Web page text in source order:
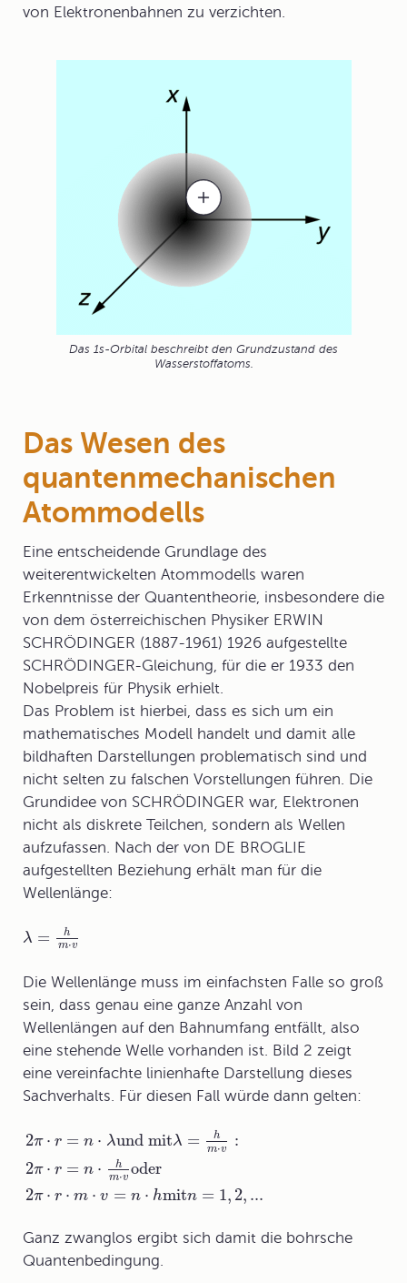
von Elektronenbahnen zu verzichten.
Das 1s-Orbital beschreibt den Grundzustand des
Wasserstoffatoms.
Das Wesen des
quantenmechanischen
Atommodells
Eine entscheidende Grundlage des
weiterentwickelten Atommodells waren
Erkenntnisse der Quantentheorie, insbesondere die
von dem österreichischen Physiker ERWIN
SCHRÖDINGER (1887-1961) 1926 aufgestellte
SCHRÖDINGER-Gleichung, für die er 1933 den
Nobelpreis für Physik erhielt.
Das Problem ist hierbei, dass es sich um ein
mathematisches Modell handelt und damit alle
bildhaften Darstellungen problematisch sind und
nicht selten zu falschen Vorstellungen führen. Die
Grundidee von SCHRÖDINGER war, Elektronen
nicht als diskrete Teilchen, sondern als Wellen
aufzufassen. Nach der von DE BROGLIE
aufgestellten Beziehung erhält man für die
Wellenlänge:
λ =
h
m⋅v
Die Wellenlänge muss im einfachsten Falle so groß
sein, dass genau eine ganze Anzahl von
Wellenlängen auf den Bahnumfang entfällt, also
eine stehende Welle vorhanden ist. Bild 2 zeigt
eine vereinfachte linienhafte Darstellung dieses
Sachverhalts. Für diesen Fall würde dann gelten:
2π ⋅ r = n ⋅ λund mitλ =
h
m⋅v
:
2π ⋅ r = n ⋅
h
m⋅v oder
2π ⋅ r ⋅ m ⋅ v = n ⋅ hmitn = 1, 2, ...
Ganz zwanglos ergibt sich damit die bohrsche
Quantenbedingung.